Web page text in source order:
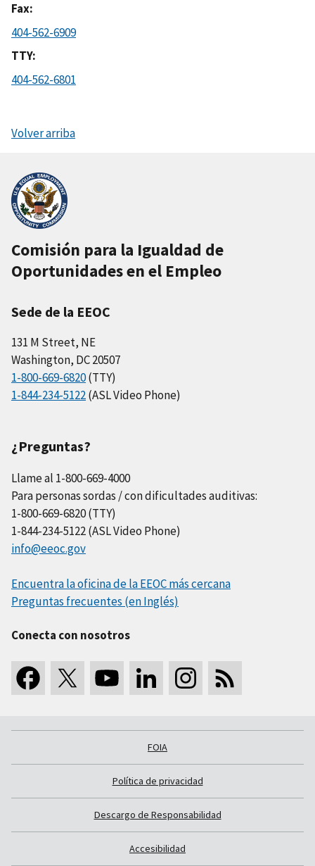
Fax
404-562-6909
TTY
404-562-6801
Volver arriba
Comisión para la Igualdad de
Oportunidades en el Empleo
Sede de la EEOC
131 M Street, NE
Washington, DC 20507
1-800-669-6820(TTY)
1-844-234-5122(ASL Video Phone)
¿Preguntas?
Llame al 1-800-669-4000
Para personas sordas / con dificultades auditivas:
1-800-669-6820 (TTY)
1-844-234-5122 (ASL Video Phone)
info@eeoc.gov
Encuentra la oficina de la EEOC más cercana
Preguntas frecuentes (en Inglés)
Conecta con nosotros
FOIA
Política de privacidad
Descargo de Responsabilidad
Accesibilidad